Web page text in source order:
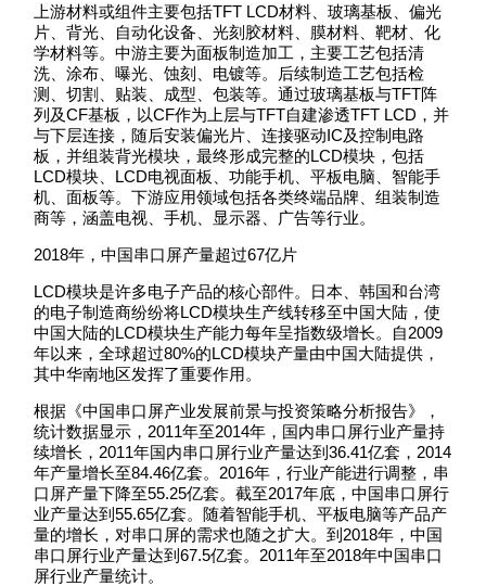
上游材料或组件主要包括TFT LCD材料、玻璃基板、偏光
片、背光、自动化设备、光刻胶材料、膜材料、靶材、化
学材料等。中游主要为面板制造加工，主要工艺包括清
洗、涂布、曝光、蚀刻、电镀等。后续制造工艺包括检
测、切割、贴装、成型、包装等。通过玻璃基板与TFT阵
列及CF基板，以CF作为上层与TFT自建渗透TFT LCD，并
与下层连接，随后安装偏光片、连接驱动IC及控制电路
板，并组装背光模块，最终形成完整的LCD模块，包括
LCD模块、LCD电视面板、功能手机、平板电脑、智能手
机、面板等。下游应用领域包括各类终端品牌、组装制造
商等，涵盖电视、手机、显示器、广告等行业。
2018年，中国串口屏产量超过67亿片
LCD模块是许多电子产品的核心部件。日本、韩国和台湾
的电子制造商纷纷将LCD模块生产线转移至中国大陆，使
中国大陆的LCD模块生产能力每年呈指数级增长。自2009
年以来，全球超过80%的LCD模块产量由中国大陆提供，
其中华南地区发挥了重要作用。
根据《中国串口屏产业发展前景与投资策略分析报告》，
统计数据显示，2011年至2014年，国内串口屏行业产量持
续增长，2011年国内串口屏行业产量达到36.41亿套，2014
年产量增长至84.46亿套。2016年，行业产能进行调整，串
口屏产量下降至55.25亿套。截至2017年底，中国串口屏行
业产量达到55.65亿套。随着智能手机、平板电脑等产品产
量的增长，对串口屏的需求也随之扩大。到2018年，中国
串口屏行业产量达到67.5亿套。2011年至2018年中国串口
屏行业产量统计。